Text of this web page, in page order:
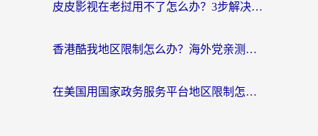
皮皮影视在老挝用不了怎么办？3步解决海外看国内影视&财经的痛点
香港酷我地区限制怎么办？海外党亲测有效的回国加速方案来了
在美国用国家政务服务平台地区限制怎么办？海外华人必备的突破攻略（附追剧看片技巧）